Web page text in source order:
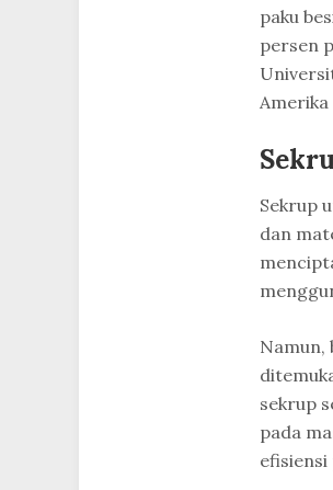
paku
persen
Sekrup
dan
Namun,
sekrup
pada
efisiensi